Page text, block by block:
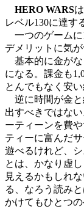
HERO WARS
レベル130に達す
一つのゲームに
デメリットに気
基本的に金がな
になる。課金も
とんでもなく安
逆に時間が金と
出すべきではな
ーティーンを費
ティーに富んだ
遊べるけれど、
とは、かなり虚
見えるかもしれ
る、なろう読み
かけてもひとつ